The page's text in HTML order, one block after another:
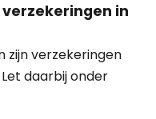
in
zijn verzekeringen
daarbij onder